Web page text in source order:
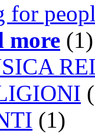
for
more (1)
(1)